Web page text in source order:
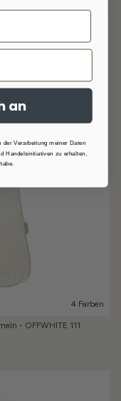
4 Farben
- OFFWHITE 111
an
Verarbeitung meiner Daten
Handelsinitiativen zu erhalten,